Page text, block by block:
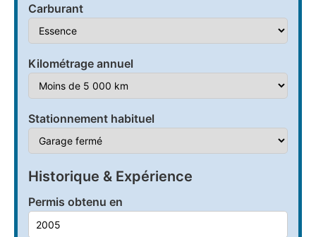
Carburant
Kilométrage annuel
Stationnement habituel
Historique & Expérience
Permis obtenu en